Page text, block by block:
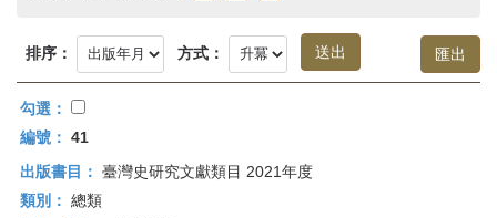
首
頁
排序： 方式：
勾選：
編號： 41
出版書目： 臺灣史研究文獻類目 2021年度
類別： 總類